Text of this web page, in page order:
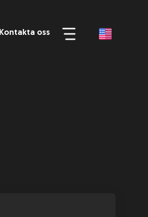
Kontakta oss